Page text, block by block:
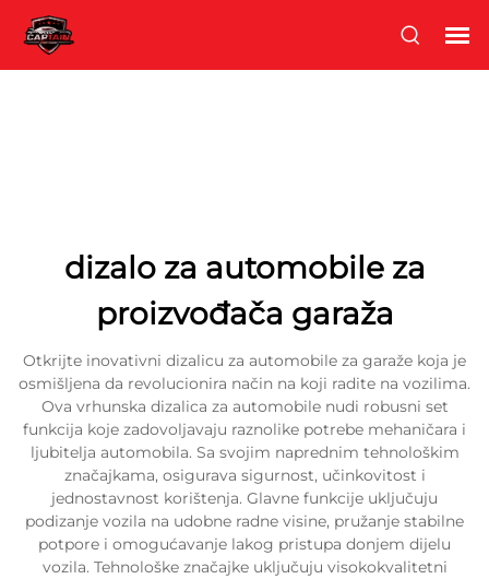
dizalo za automobile za
proizvođača garaža
Otkrijte inovativni dizalicu za automobile za garaže koja je
osmišljena da revolucionira način na koji radite na vozilima.
Ova vrhunska dizalica za automobile nudi robusni set
funkcija koje zadovoljavaju raznolike potrebe mehaničara i
ljubitelja automobila. Sa svojim naprednim tehnološkim
značajkama, osigurava sigurnost, učinkovitost i
jednostavnost korištenja. Glavne funkcije uključuju
podizanje vozila na udobne radne visine, pružanje stabilne
potpore i omogućavanje lakog pristupa donjem dijelu
vozila. Tehnološke značajke uključuju visokokvalitetni